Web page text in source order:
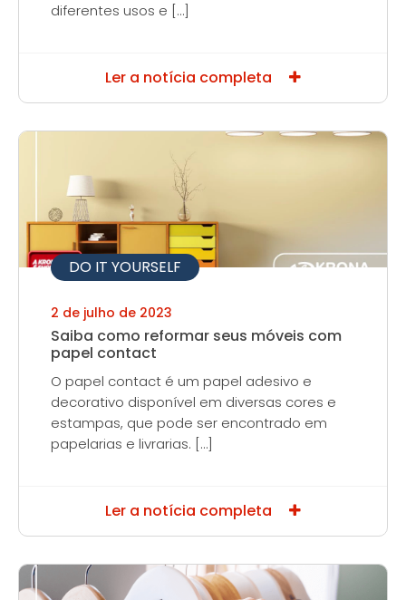
diferentes usos e […]
Ler a notícia completa
DO IT YOURSELF
2 de julho de 2023
Saiba como reformar seus móveis com
papel contact
O papel contact é um papel adesivo e
decorativo disponível em diversas cores e
estampas, que pode ser encontrado em
papelarias e livrarias. […]
Ler a notícia completa